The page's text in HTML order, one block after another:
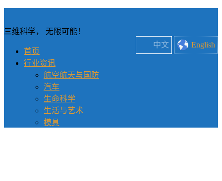
中文 English
三维科学， 无限可能！
首页
行业资讯
航空航天与国防
汽车
生命科学
生活与艺术
模具